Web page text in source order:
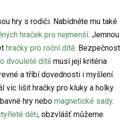
í
p
r
v
k
y
v
ý
p
í
hry s rodiči. Nabídněte mu také
hraček pro nejmenší. Jemnou
hračky pro roční dítě. Bezpečnost
dvouleté dítě musí její kritéria
a tříbí dovednosti i myšlení.
víc lišit hračky pro kluky a holky.
hry nebo magnetické sady.
děti, obzvlášť můžeme